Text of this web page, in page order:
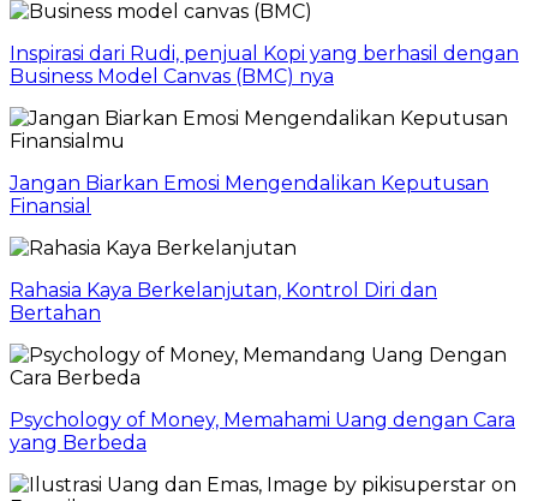
Inspirasi dari Rudi, penjual Kopi yang berhasil dengan
Business Model Canvas (BMC) nya
Jangan Biarkan Emosi Mengendalikan Keputusan
Finansial
Rahasia Kaya Berkelanjutan, Kontrol Diri dan
Bertahan
Psychology of Money, Memahami Uang dengan Cara
yang Berbeda